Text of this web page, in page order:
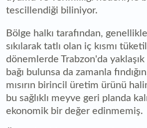
tescillendiği biliniyor.
Bölge halkı tarafından,
sıkılarak tatlı olan iç kısmı
dönemlerde Trabzon'da
bağı bulunsa da zamanla
mısırın birincil üretim ürünü
bu sağlıklı meyve geri planda
ekonomik bir değer edinmemiş.